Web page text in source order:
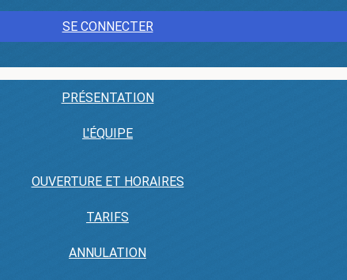
SE CONNECTER
PRÉSENTATION
L'ÉQUIPE
OUVERTURE ET HORAIRES
TARIFS
ANNULATION